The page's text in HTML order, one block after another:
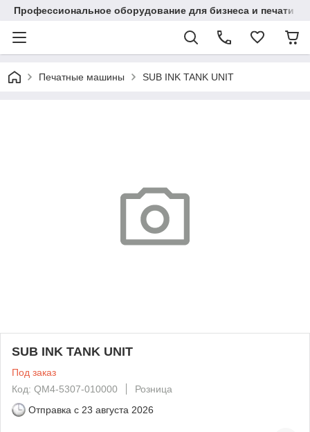
Профессиональное оборудование для бизнеса и печати в
Печатные машины SUB INK TANK UNIT
SUB INK TANK UNIT
Под заказ
Код: QM4-5307-010000
Розница
Отправка с 23 августа 2026